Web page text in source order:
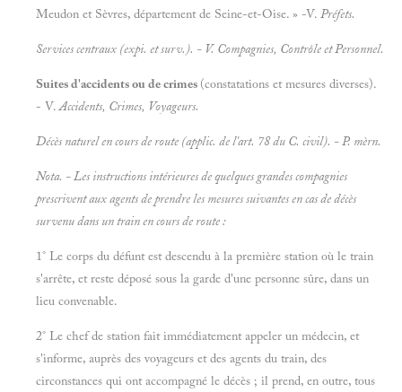
Meudon et Sèvres, département de Seine-et-Oise. » -V. Préfets.
Services centraux (expi. et surv.). - V. Compagnies, Contrôle etPersonnel.
Suites d'accidents ou de crimes (constatations et mesures diverses).
- V.Accidents, Crimes, Voyageurs.
Décès naturel en cours de route (applic. de l'art. 78 du C. civil). -P. mèrn.
Nota. - Les instructions intérieures de quelques grandes compagnies
prescrivent aux agents de prendre les mesures suivantes en cas de décès
survenu dans un train en cours de route :
1° Le corps du défunt est descendu à la première station où le train
s'arrête, et reste déposé sous la garde d'une personne sûre, dans un
lieu convenable.
2° Le chef de station fait immédiatement appeler un médecin, et
s'informe, auprès des voyageurs et des agents du train, des
circonstances qui ont accompagné le décès ; il prend, en outre, tous